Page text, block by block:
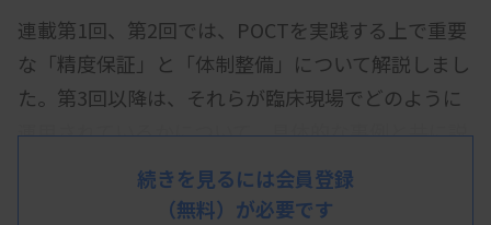
連載第1回、第2回では、POCTを実践する上で重要
な「精度保証」と「体制整備」について解説しまし
た。第3回以降は、それらが臨床現場でどのように
運用されているかについて、具体的な事例と共に説
明します。今回は、検査室外で実施される血糖測定
の運用事例を紹介します。
続きを見るには会員登録
（無料）が必要です